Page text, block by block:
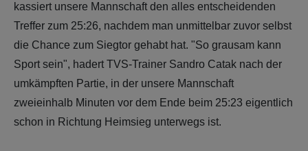
kassiert unsere Mannschaft den alles entscheidenden
Treffer zum 25:26, nachdem man unmittelbar zuvor selbst
die Chance zum Siegtor gehabt hat. "So grausam kann
Sport sein", hadert TVS-Trainer Sandro Catak nach der
umkämpften Partie, in der unsere Mannschaft
zweieinhalb Minuten vor dem Ende beim 25:23 eigentlich
schon in Richtung Heimsieg unterwegs ist.